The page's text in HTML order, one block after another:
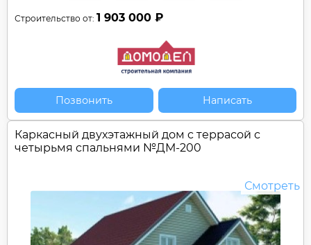
Строительство от: 1 903 000 ₽
Позвонить Написать
Каркасный двухэтажный дом c террасой с
четырьмя спальнями №ДМ-200
Смотреть